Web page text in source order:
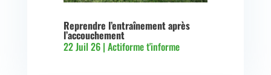
Reprendre l’entraînement après
l’accouchement
22 Juil 26| Actiforme t'informe